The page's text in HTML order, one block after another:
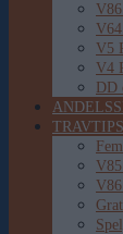
V5
V4
DD
TRAVTIPS